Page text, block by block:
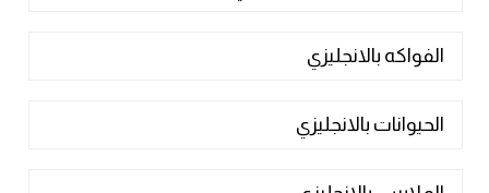
الفواكه بالانجليزي
الحيوانات بالانجليزي